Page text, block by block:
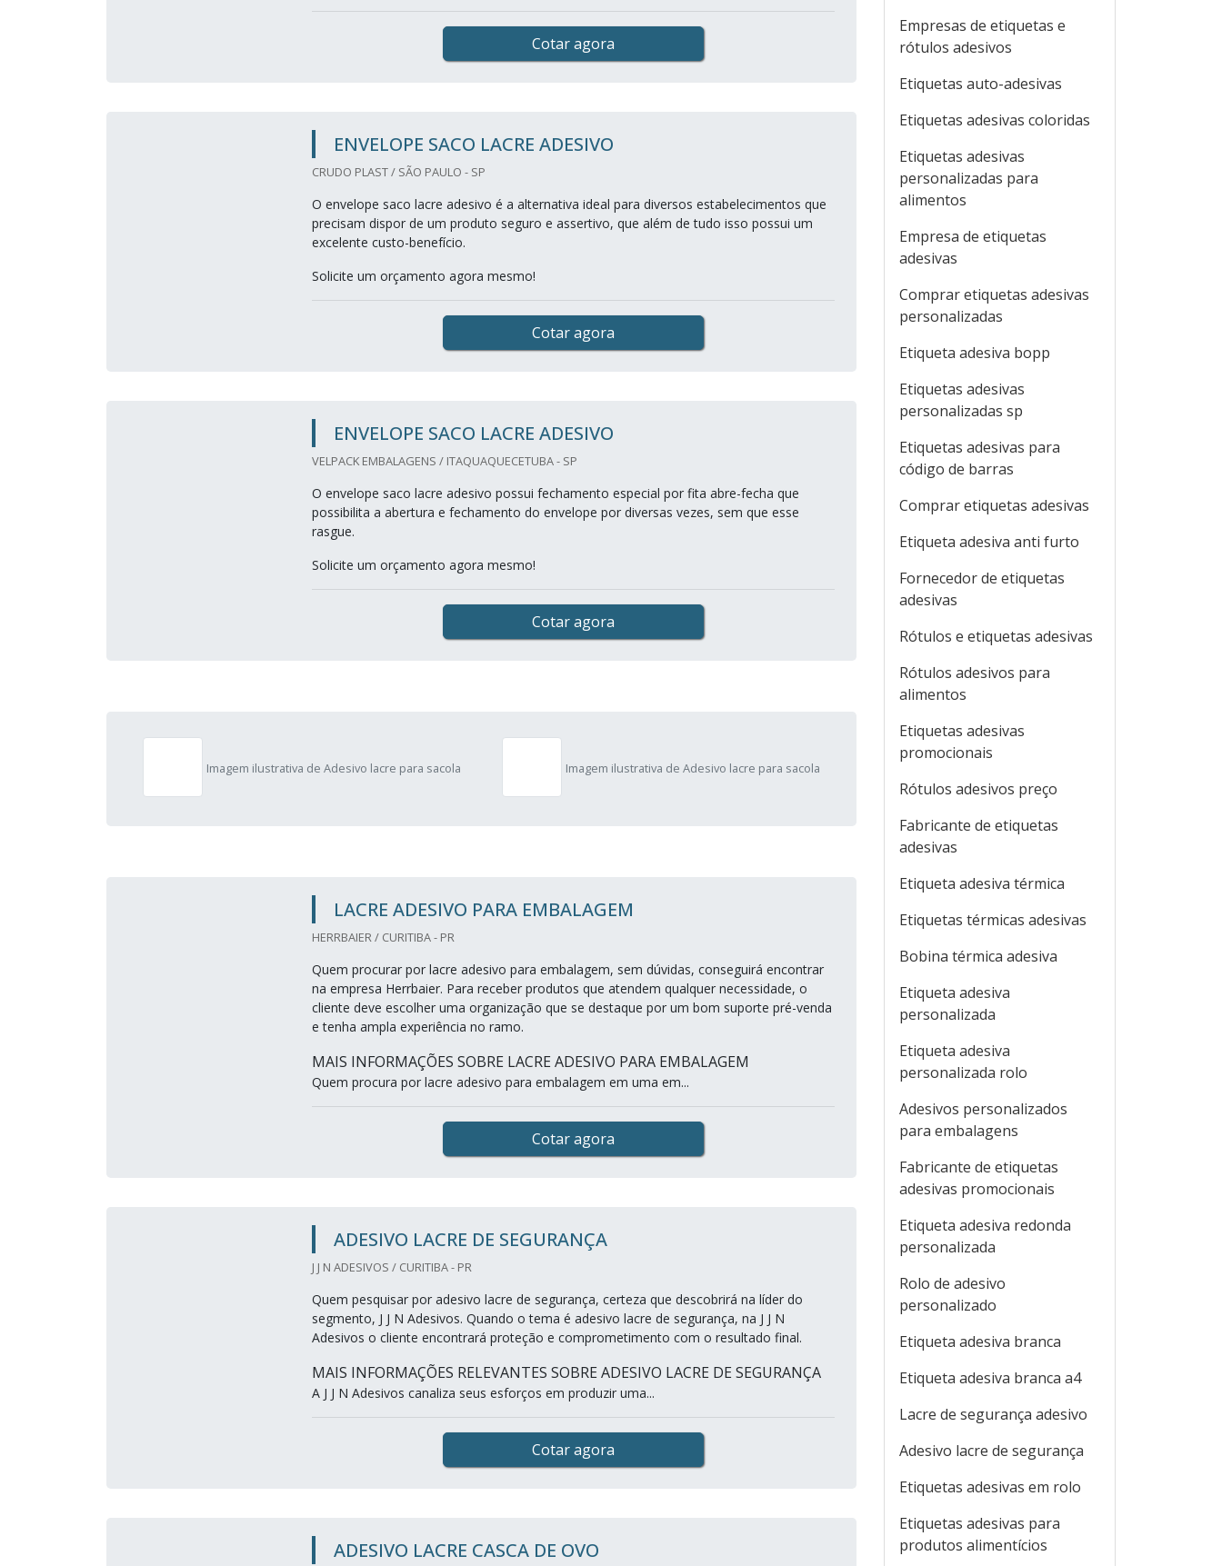
Cotar agora
ENVELOPE SACO LACRE ADESIVO
CRUDO PLAST / SÃO PAULO - SP
O envelope saco lacre adesivo é a alternativa ideal para diversos estabelecimentos que
precisam dispor de um produto seguro e assertivo, que além de tudo isso possui um
excelente custo-benefício.
Solicite um orçamento agora mesmo!
Cotar agora
ENVELOPE SACO LACRE ADESIVO
VELPACK EMBALAGENS / ITAQUAQUECETUBA - SP
O envelope saco lacre adesivo possui fechamento especial por fita abre-fecha que
possibilita a abertura e fechamento do envelope por diversas vezes, sem que esse
rasgue.
Solicite um orçamento agora mesmo!
Cotar agora
Imagem ilustrativa de Adesivo lacre para sacola Imagem ilustrativa de Adesivo lacre para sacola
LACRE ADESIVO PARA EMBALAGEM
HERRBAIER / CURITIBA - PR
Quem procurar por lacre adesivo para embalagem, sem dúvidas, conseguirá encontrar
na empresa Herrbaier. Para receber produtos que atendem qualquer necessidade, o
cliente deve escolher uma organização que se destaque por um bom suporte pré-venda
e tenha ampla experiência no ramo.
MAIS INFORMAÇÕES SOBRE LACRE ADESIVO PARA EMBALAGEM
Quem procura por lacre adesivo para embalagem em uma em...
Cotar agora
ADESIVO LACRE DE SEGURANÇA
J J N ADESIVOS / CURITIBA - PR
Quem pesquisar por adesivo lacre de segurança, certeza que descobrirá na líder do
segmento, J J N Adesivos. Quando o tema é adesivo lacre de segurança, na J J N
Adesivos o cliente encontrará proteção e comprometimento com o resultado final.
MAIS INFORMAÇÕES RELEVANTES SOBRE ADESIVO LACRE DE SEGURANÇA
A J J N Adesivos canaliza seus esforços em produzir uma...
Cotar agora
ADESIVO LACRE CASCA DE OVO
Empresas de etiquetas e
rótulos adesivos
Etiquetas auto-adesivas
Etiquetas adesivas coloridas
Etiquetas adesivas
personalizadas para
alimentos
Empresa de etiquetas
adesivas
Comprar etiquetas adesivas
personalizadas
Etiqueta adesiva bopp
Etiquetas adesivas
personalizadas sp
Etiquetas adesivas para
código de barras
Comprar etiquetas adesivas
Etiqueta adesiva anti furto
Fornecedor de etiquetas
adesivas
Rótulos e etiquetas adesivas
Rótulos adesivos para
alimentos
Etiquetas adesivas
promocionais
Rótulos adesivos preço
Fabricante de etiquetas
adesivas
Etiqueta adesiva térmica
Etiquetas térmicas adesivas
Bobina térmica adesiva
Etiqueta adesiva
personalizada
Etiqueta adesiva
personalizada rolo
Adesivos personalizados
para embalagens
Fabricante de etiquetas
adesivas promocionais
Etiqueta adesiva redonda
personalizada
Rolo de adesivo
personalizado
Etiqueta adesiva branca
Etiqueta adesiva branca a4
Lacre de segurança adesivo
Adesivo lacre de segurança
Etiquetas adesivas em rolo
Etiquetas adesivas para
produtos alimentícios